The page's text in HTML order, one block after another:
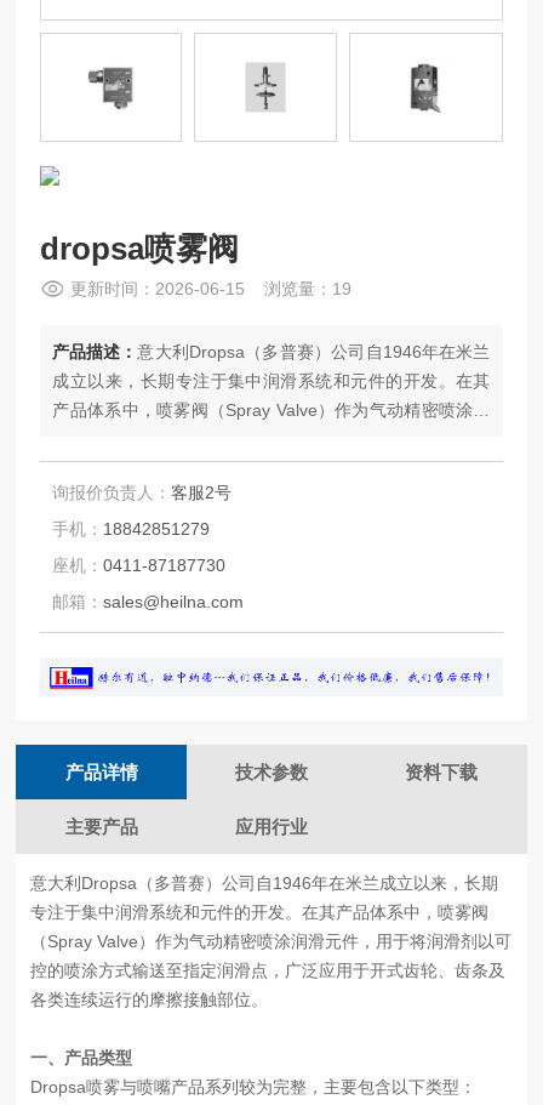
dropsa喷雾阀
更新时间：2026-06-15 浏览量：19
产品描述：意大利Dropsa（多普赛）公司自1946年在米兰
成立以来，长期专注于集中润滑系统和元件的开发。在其
产品体系中，喷雾阀（Spray Valve）作为气动精密喷涂润
点，广泛应用于开式齿轮、齿条及各类连续运行的摩擦接
触部位。
询报价负责人：客服2号
手机： 18842851279
座机：0411-87187730
邮箱：sales@heilna.com
产品详情 技术参数 资料下载
主要产品 应用行业
意大利Dropsa（多普赛）公司自1946年在米兰成立以来，长期
专注于集中润滑系统和元件的开发。在其产品体系中，喷雾阀
（Spray Valve）作为气动精密喷涂润滑元件，用于将润滑剂以可
控的喷涂方式输送至指定润滑点，广泛应用于开式齿轮、齿条及
各类连续运行的摩擦接触部位。
一、产品类型
Dropsa喷雾与喷嘴产品系列较为完整，主要包含以下类型：